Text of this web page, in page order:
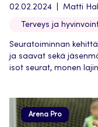
02.02.2024 Matti
Terveys ja
Seuratoiminnan
ja saavat sekä
isot seurat, monen
Arena Pro